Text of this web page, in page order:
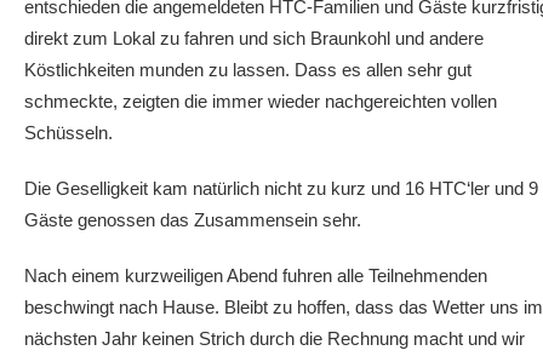
entschieden die angemeldeten HTC-Familien und Gäste
direkt zum Lokal zu fahren und sich Braunkohl und andere
Köstlichkeiten munden zu lassen. Dass es allen sehr gut
schmeckte, zeigten die immer wieder nachgereichten vollen
Schüsseln.
Die Geselligkeit kam natürlich nicht zu kurz und 16 HTC‘ler und 9
Gäste genossen das Zusammensein sehr.
Nach einem kurzweiligen Abend fuhren alle Teilnehmenden
beschwingt nach Hause. Bleibt zu hoffen, dass das Wetter uns im
nächsten Jahr keinen Strich durch die Rechnung macht und wir